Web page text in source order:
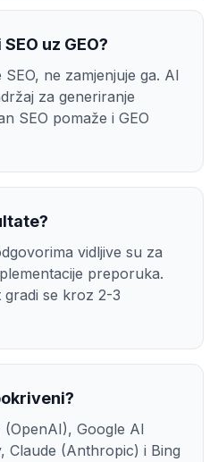
uz GEO?
ne zamjenjuje ga. AI
za generiranje
SEO pomaže i GEO
vidljive su za
preporuka.
se kroz 2-3
Google AI
Claude (Anthropic) i Bing